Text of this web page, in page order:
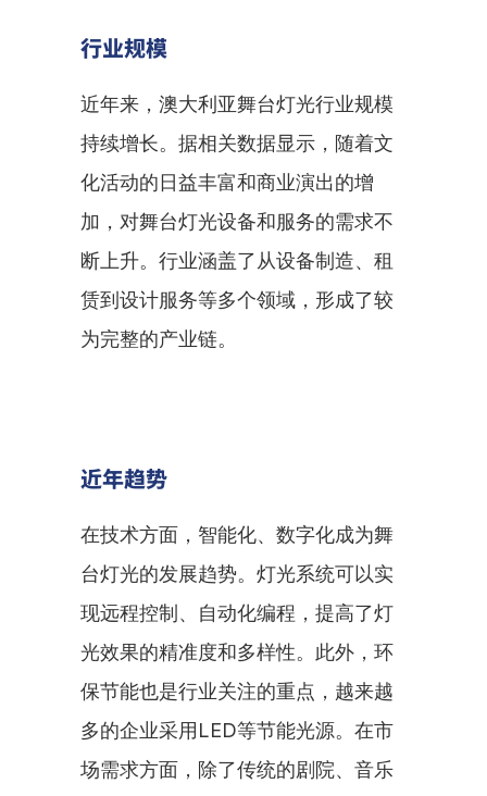
行业规模
近年来，澳大利亚舞台灯光行业规模
持续增长。据相关数据显示，随着文
化活动的日益丰富和商业演出的增
加，对舞台灯光设备和服务的需求不
断上升。行业涵盖了从设备制造、租
赁到设计服务等多个领域，形成了较
为完整的产业链。
近年趋势
在技术方面，智能化、数字化成为舞
台灯光的发展趋势。灯光系统可以实
现远程控制、自动化编程，提高了灯
光效果的精准度和多样性。此外，环
保节能也是行业关注的重点，越来越
多的企业采用LED等节能光源。在市
场需求方面，除了传统的剧院、音乐